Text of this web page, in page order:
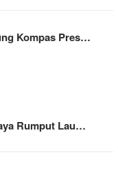
Kompas Pres…
Rumput Lau…